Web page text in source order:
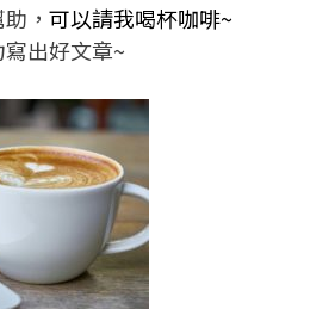
， 可以請我喝杯咖啡~
出好文章~